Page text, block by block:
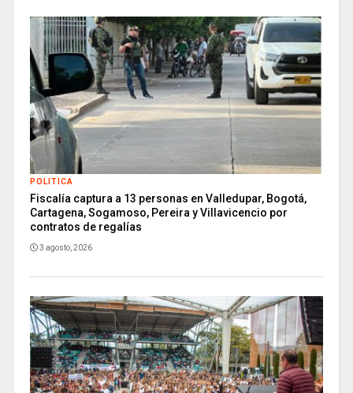
POLITICA
Fiscalía captura a 13 personas en Valledupar, Bogotá,
Cartagena, Sogamoso, Pereira y Villavicencio por
contratos de regalías
3 agosto, 2026